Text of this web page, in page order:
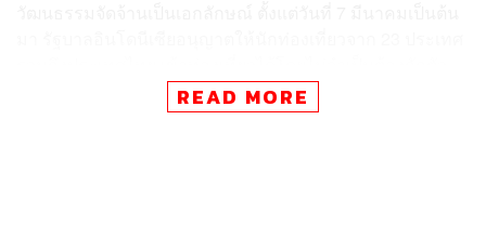
แต่ยังต้องมาพร้อมกับเงื่อนไขอื่นๆ เช่น เป็นผู้ฉีดวัคซีนครบ
โดส พร้อมกับเข็มกระตุ้น, แสดงหลักฐานการจองโรงแรม
READ MORE